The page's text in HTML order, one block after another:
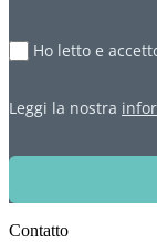
Ho letto e
Leggi la nostra
Contatto